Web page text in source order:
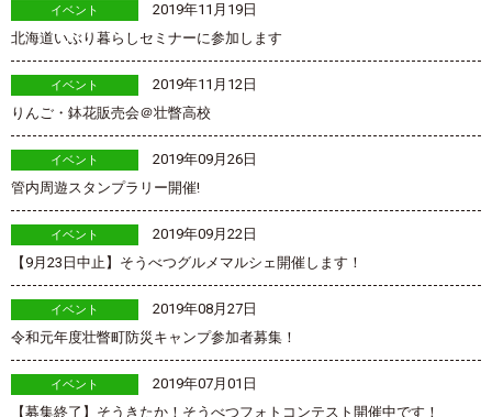
イベント
2019年11月19日
北海道いぶり暮らしセミナーに参加します
イベント
2019年11月12日
りんご・鉢花販売会＠壮瞥高校
イベント
2019年09月26日
管内周遊スタンプラリー開催!
イベント
2019年09月22日
【9月23日中止】そうべつグルメマルシェ開催します！
イベント
2019年08月27日
令和元年度壮瞥町防災キャンプ参加者募集！
イベント
2019年07月01日
【募集終了】そうきたか！そうべつフォトコンテスト開催中です！